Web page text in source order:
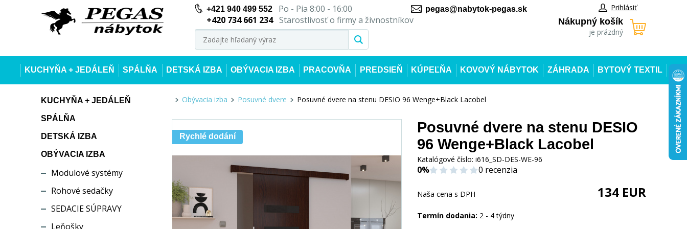
+421 940 499 552
Po - Pia 8:00 - 16:00
+420 734 661 234 Starostlivosť o firmy a živnostníkov
pegas@nabytok-pegas.sk Prihlásiť
Nákupný košík
je prázdný
KUCHYŇA + JEDÁLEŇ SPÁLŇA DETSKÁ IZBA OBÝVACIA IZBA PRACOVŇA PREDSIEŇ KÚPEĽŇA KOVOVÝ NÁBYTOK ZÁHRADA BYTOVÝ TEXTIL
KUCHYŇA + JEDÁLEŇ
SPÁLŇA
DETSKÁ IZBA
OBÝVACIA IZBA
Modulové systémy
Rohové sedačky
SEDACIE SÚPRAVY
Leňošky
Obývacia izba Posuvné dvere Posuvné dvere na stenu DESIO 96 Wenge+Black Lacobel
Rychlé dodání
Posuvné dvere na stenu DESIO
96 Wenge+Black Lacobel
Katalógové číslo: i616_SD-DES-WE-96
0% 0 recenzia
Naša cena s DPH 134 EUR
Termín dodania: 2 - 4 týdny